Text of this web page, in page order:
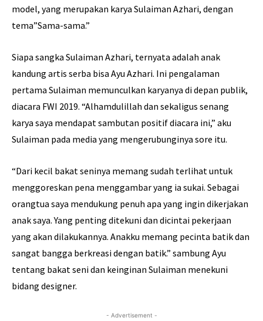
model, yang merupakan karya Sulaiman Azhari, dengan
tema”Sama-sama.”
Siapa sangka Sulaiman Azhari, ternyata adalah anak
kandung artis serba bisa Ayu Azhari. Ini pengalaman
pertama Sulaiman memunculkan karyanya di depan publik,
diacara FWI 2019. “Alhamdulillah dan sekaligus senang
karya saya mendapat sambutan positif diacara ini,” aku
Sulaiman pada media yang mengerubunginya sore itu.
“Dari kecil bakat seninya memang sudah terlihat untuk
menggoreskan pena menggambar yang ia sukai. Sebagai
orangtua saya mendukung penuh apa yang ingin dikerjakan
anak saya. Yang penting ditekuni dan dicintai pekerjaan
yang akan dilakukannya. Anakku memang pecinta batik dan
sangat bangga berkreasi dengan batik.” sambung Ayu
tentang bakat seni dan keinginan Sulaiman menekuni
bidang designer.
- Advertisement -